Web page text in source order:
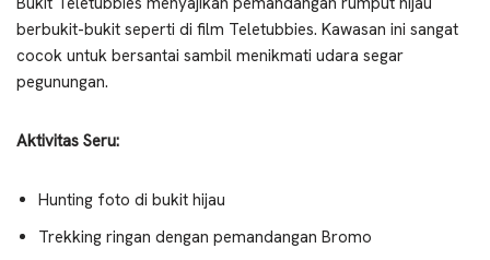
berbukit-bukit seperti di film Teletubbies. Kawasan ini sangat
cocok untuk bersantai sambil menikmati udara segar
pegunungan.
Aktivitas Seru:
Hunting foto di bukit hijau
Trekking ringan dengan pemandangan Bromo